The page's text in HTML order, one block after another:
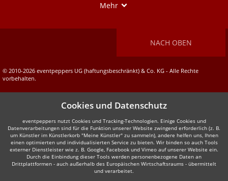
Mehr
NACH OBEN
© 2010-2026 eventpeppers UG (haftungsbeschränkt) & Co. KG - Alle Rechte
vorbehalten.
Cookies und Datenschutz
eventpeppers nutzt Cookies und Tracking-Technologien. Einige Cookies und
Datenverarbeitungen sind für die Funktion unserer Website zwingend erforderlich (z. B.
um Künstler im Künstlerkorb "Meine Künstler" zu sammeln), andere helfen uns, Ihnen
einen optimierten und individualisierten Service zu bieten. Wir binden so auch Tools
externer Dienstleister wie z. B. Google, Facebook und Vimeo auf unserer Website ein.
Durch die Einbindung dieser Tools werden personenbezogene Daten an
Drittplattformen - auch außerhalb des Europäischen Wirtschaftsraums - übermittelt
und verarbeitet.